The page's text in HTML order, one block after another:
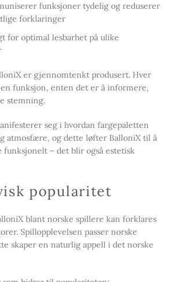
funksjoner tydelig og reduserer
forklaringer
for optimal lesbarhet på ulike
er gjennomtenkt produsert. Hver
funksjon, enten det er å informere,
stemning.
seg i hvordan fargepaletten
atmosfære, og dette løfter BalloniX til å
– det blir også estetisk
popularitet
blant norske spillere kan forklares
Spillopplevelsen passer norske
skaper en naturlig appell i det norske